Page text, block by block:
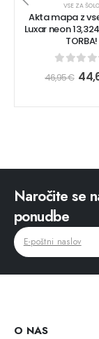
VSE ZA ŠOLO
Akta mapa z
Luxar neon
TORBA!
out
46,95€
Naročite se
ponudbe
O NAS